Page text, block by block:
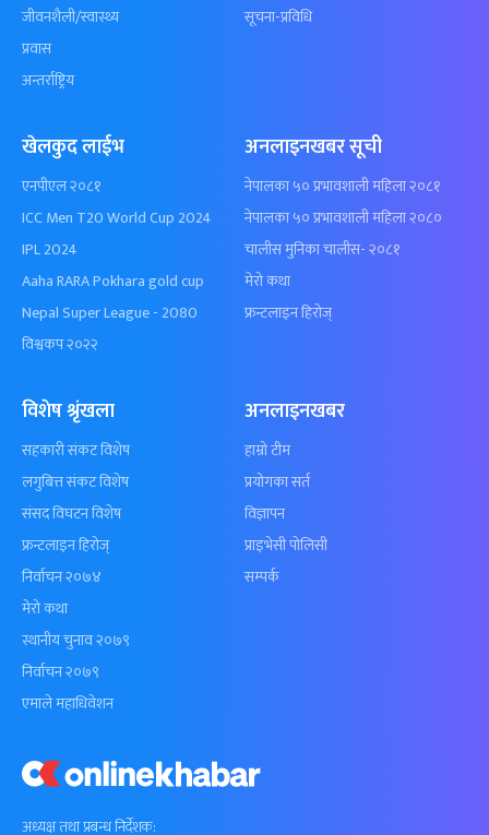
अध्यक्ष तथा प्रबन्ध निर्देशक:
जीवनशैली/स्वास्थ्य
प्रवास
अन्तर्राष्ट्रिय
सूचना-प्रविधि
खेलकुद लाईभ
एनपीएल २०८१
ICC Men T20 World Cup 2024
IPL 2024
Aaha RARA Pokhara gold cup
Nepal Super League - 2080
विश्वकप २०२२
अनलाइनखबर सूची
नेपालका ५० प्रभावशाली महिला २०८१
नेपालका ५० प्रभावशाली महिला २०८०
चालीस मुनिका चालीस- २०८१
मेरो कथा
फ्रन्टलाइन हिरोज्
विशेष श्रृंखला
सहकारी संकट विशेष
लगुबित्त संकट विशेष
संसद विघटन विशेष
फ्रन्टलाइन हिरोज्
निर्वाचन २०७४
मेरो कथा
स्थानीय चुनाव २०७९
निर्वाचन २०७९
एमाले महाधिवेशन
अनलाइनखबर
हाम्रो टीम
प्रयोगका सर्त
विज्ञापन
प्राइभेसी पोलिसी
सम्पर्क